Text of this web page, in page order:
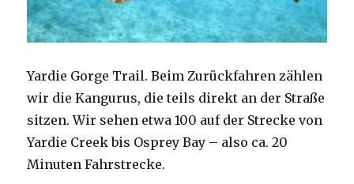
Yardie Gorge Trail. Beim Zurückfahren zählen
wir die Kangurus, die teils direkt an der Straße
sitzen. Wir sehen etwa 100 auf der Strecke von
Yardie Creek bis Osprey Bay – also ca. 20
Minuten Fahrstrecke.